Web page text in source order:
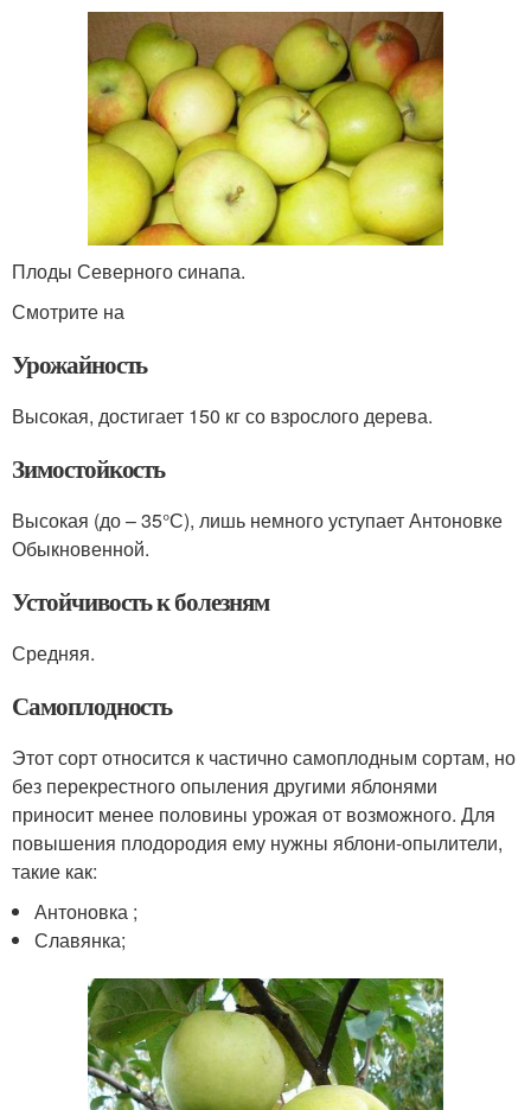
Плоды Северного синапа.
Смотрите на
Урожайность
Высокая, достигает 150 кг со взрослого дерева.
Зимостойкость
Высокая (до – 35°Ϲ), лишь немного уступает Антоновке
Обыкновенной.
Устойчивость к болезням
Средняя.
Самоплодность
Этот сорт относится к частично самоплодным сортам, но
без перекрестного опыления другими яблонями
приносит менее половины урожая от возможного. Для
повышения плодородия ему нужны яблони-опылители,
такие как:
Антоновка ;
Славянка;